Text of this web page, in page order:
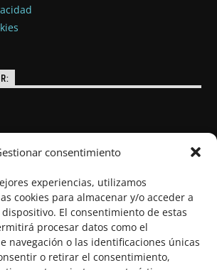
consentimiento
experiencias, utilizamos
cookies para almacenar y/o acceder a
El consentimiento de estas
procesar datos como el
navegación o las identificaciones únicas
o retirar el consentimiento,
reservados